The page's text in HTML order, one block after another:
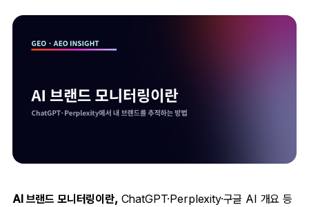
AI 브랜드 모니터링이란,ChatGPT·Perplexity·구글 AI 개요 등